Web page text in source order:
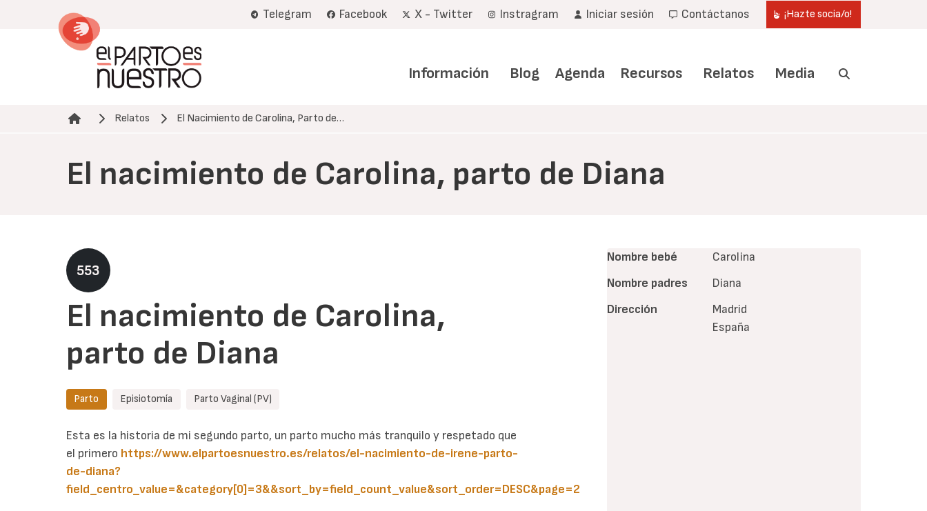
Telegram Facebook X - Twitter Instragram Iniciar sesión Contáctanos ¡Hazte socia/o!
Información Blog Agenda Recursos Relatos Media
Ruta de navegación
Relatos El Nacimiento de Carolina, Parto de…
El nacimiento de Carolina, parto de Diana
553
El nacimiento de Carolina,
parto de Diana
Parto Episiotomía Parto Vaginal (PV)
Esta es la historia de mi segundo parto, un parto mucho más tranquilo y respetado que
el primero https://www.elpartoesnuestro.es/relatos/el-nacimiento-de-irene-parto-
de-diana?
field_centro_value=&category[0]=3&&sort_by=field_count_value&sort_order=DESC&page=2
Nombre bebé
Carolina
Nombre padres
Diana
Dirección
Madrid
España